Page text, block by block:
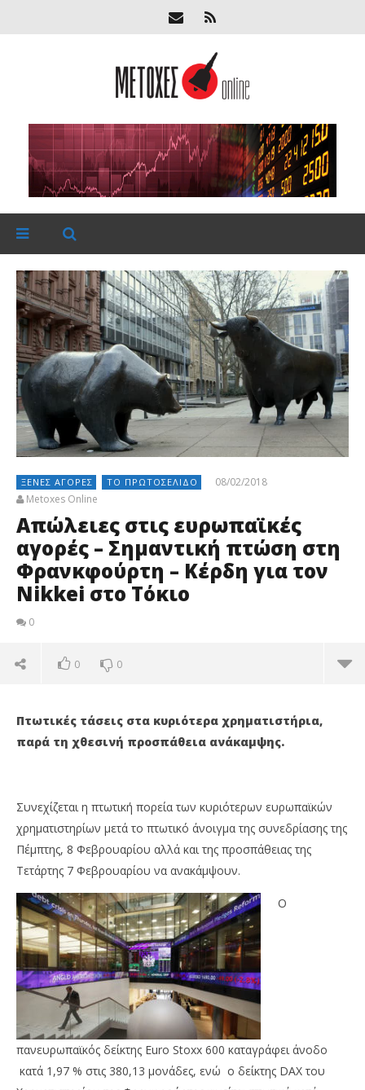
ΞΈΝΕΣ ΑΓΟΡΈΣ ΤΟ ΠΡΩΤΟΣΈΛΙΔΟ
08/02/2018
Metoxes Online
Απώλειες στις ευρωπαϊκές
αγορές – Σημαντική πτώση στη
Φρανκφούρτη – Κέρδη για τον
Nikkei στο Τόκιο
0
0 0
NOW VIEWING
Απώλειες στις ευρωπαϊκές αγορές – Σημαντική
πτώση στη Φρανκφούρτη – Κέρδη για τον Nikkei
στο Τόκιο
08/02/2018
Metoxes
Online
Πτωτικές τάσεις στα κυριότερα χρηματιστήρια,
παρά τη χθεσινή προσπάθεια ανάκαμψης.
Συνεχίζεται η πτωτική πορεία των κυριότερων ευρωπαϊκών
χρηματιστηρίων μετά το πτωτικό άνοιγμα της συνεδρίασης της
Πέμπτης, 8 Φεβρουαρίου αλλά και της προσπάθειας της
Τετάρτης 7 Φεβρουαρίου να ανακάμψουν.
Ο
πανευρωπαϊκός δείκτης Euro Stoxx 600 καταγράφει άνοδο
κατά 1,97 % στις 380,13 μονάδες, ενώ ο δείκτης DAX του